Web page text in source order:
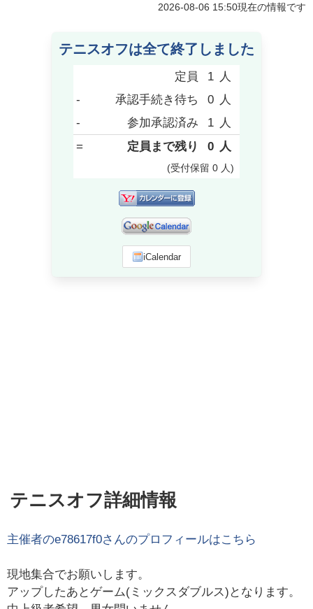
2026-08-06 15:50現在の情報です
テニスオフは全て終了しました
定員 1 人
-
承認手続き待ち 0 人
-
参加承認済み 1 人
=
定員まで残り 0 人
(受付保留 0 人)
iCalendar
テニスオフ詳細情報
主催者のe78617f0さんのプロフィールはこちら
現地集合でお願いします。
アップしたあとゲーム(ミックスダブルス)となります。